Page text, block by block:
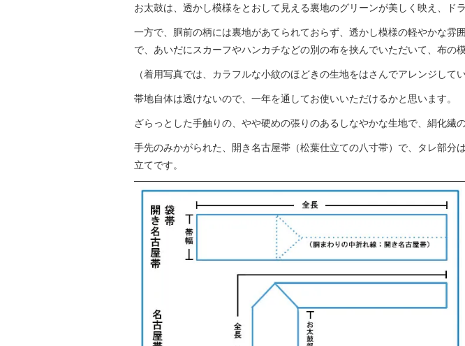
お太鼓は、透かし模様をとおして見える裏地のグリーンが美しく映え、ド
一方で、胴前の柄には裏地があてられておらず、透かし模様の軽やかな
で、あいだにスカーフやハンカチなどの別の布を挟んでいただいて、布の
（着用写真では、カラフルな小紋のほどきの生地をはさんでアレンジしてい
帯地自体は透けないので、一年を通してお使いいただけるかと思います。
ざらっとした手触りの、やや硬めの張りのあるしなやかな生地で、絹化繊
手先のみかがられた、開き名古屋帯（松葉仕立ての八寸帯）で、タレ部
立てです。